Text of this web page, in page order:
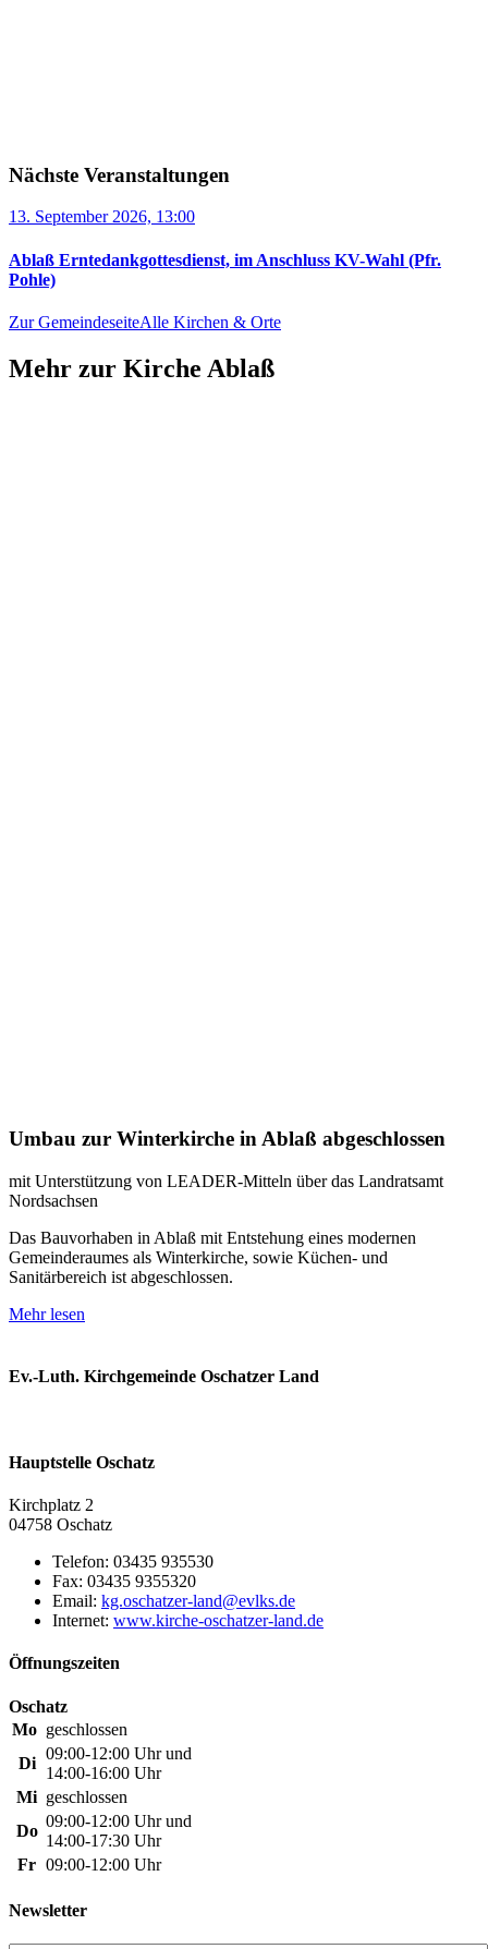
Nächste Veranstaltungen
13. September 2026, 13:00
Ablaß Erntedankgottesdienst, im Anschluss KV-Wahl (Pfr.
Pohle)
Zur GemeindeseiteAlle Kirchen & Orte
Mehr zur Kirche Ablaß
Umbau zur Winterkirche in Ablaß abgeschlossen
mit Unterstützung von LEADER-Mitteln über das Landratsamt
Nordsachsen
Das Bauvorhaben in Ablaß mit Entstehung eines modernen
Gemeinderaumes als Winterkirche, sowie Küchen- und
Sanitärbereich ist abgeschlossen.
Mehr lesen
Ev.-Luth. Kirchgemeinde Oschatzer Land
Hauptstelle Oschatz
Kirchplatz 2
04758 Oschatz
Telefon: 03435 935530
Fax: 03435 9355320
Email:
Internet: www.kirche-oschatzer-land.de
Öffnungszeiten
Oschatz
Mo geschlossen
Di
09:00-12:00 Uhr und
14:00-16:00 Uhr
Mi geschlossen
Do
09:00-12:00 Uhr und
14:00-17:30 Uhr
Fr 09:00-12:00 Uhr
Newsletter